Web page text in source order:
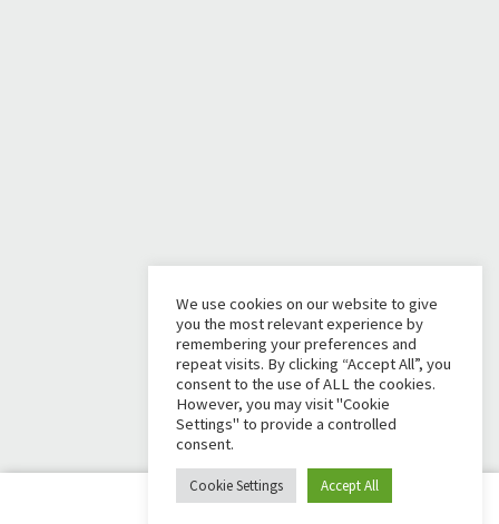
We use cookies on our website to give
you the most relevant experience by
remembering your preferences and
repeat visits. By clicking “Accept All”, you
consent to the use of ALL the cookies.
However, you may visit "Cookie
Settings" to provide a controlled
consent.
Cookie Settings Accept All